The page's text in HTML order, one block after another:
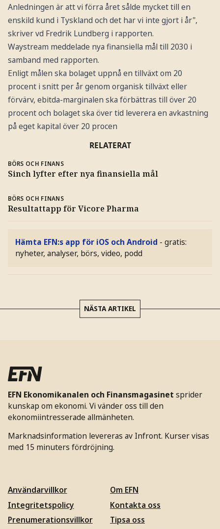
Anledningen är att vi förra året sålde mycket till en
enskild kund i Tyskland och det har vi inte gjort i år",
skriver vd Fredrik Lundberg i rapporten.
Waystream meddelade nya finansiella mål till 2030 i
samband med rapporten.
Enligt målen ska bolaget uppnå en tillväxt om 20
procent i snitt per år genom organisk tillväxt eller
förvärv, ebitda-marginalen ska förbättras till över 20
procent och bolaget ska över tid leverera en avkastning
på eget kapital över 20 procen
RELATERAT
BÖRS OCH FINANS
Sinch lyfter efter nya finansiella mål
BÖRS OCH FINANS
Resultattapp för Vicore Pharma
Hämta EFN:s app för iOS och Android - gratis:
nyheter, analyser, börs, video, podd
NÄSTA ARTIKEL
EFN Ekonomikanalen och Finansmagasinet sprider
kunskap om ekonomi. Vi vänder oss till den
ekonomiintresserade allmänheten.
Marknadsinformation levereras av Infront. Kurser visas
med 15 minuters fördröjning.
Användarvillkor
Integritetspolicy
Prenumerationsvillkor
Om EFN
Kontakta oss
Tipsa oss